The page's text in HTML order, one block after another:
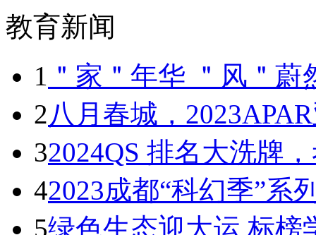
教育新闻
1 ＂家＂年华 ＂风＂
2八月春城，
32024QS 排名大洗牌
42023成都“科幻季”系
5绿色生态迎大运,标榜